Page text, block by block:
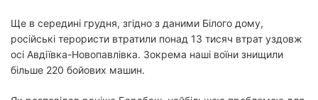
Ще в середині грудня, згідно з даними Білого дому,
російські терористи втратили понад 13 тисяч втрат уздовж
осі Авдіївка-Новопавлівка. Зокрема наші воїни знищили
більше 220 бойових машин.